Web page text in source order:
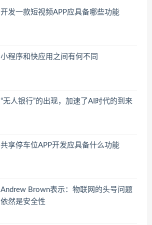
开发一款短视频APP应具备哪些功能
小程序和快应用之间有何不同
“无人银行”的出现，加速了AI时代的到来
共享停车位APP开发应具备什么功能
Andrew Brown表示：物联网的头号问题
依然是安全性